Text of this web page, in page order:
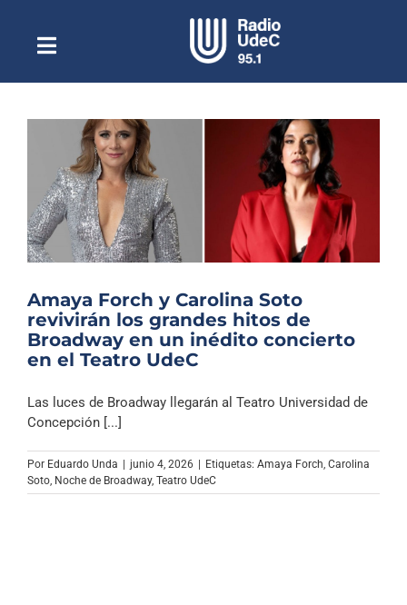
contenidoToggle
NavigationEscuchar Radio UdeC en vivo
Quiénes Somos
Programación
Noticias
Columnas
Música Clásica
Amaya Forch y Carolina Soto
revivirán los grandes hitos de
Broadway en un inédito concierto
en el Teatro UdeC
Las luces de Broadway llegarán al Teatro Universidad de
Concepción [...]
Por Eduardo Unda | junio 4, 2026 | Etiquetas: Amaya Forch Carolina
Soto Noche de Broadway, Teatro UdeC